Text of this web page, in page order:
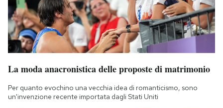
La moda anacronistica delle proposte di matrimonio
Per quanto evochino una vecchia idea di romanticismo, sono
un'invenzione recente importata dagli Stati Uniti